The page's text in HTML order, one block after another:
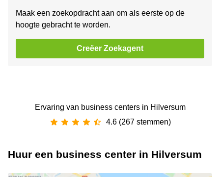
Maak een zoekopdracht aan om als eerste op de
hoogte gebracht te worden.
Creëer Zoekagent
Ervaring van ‪business centers‬ in Hilversum
4.6 (267 stemmen)
Huur een business center in Hilversum